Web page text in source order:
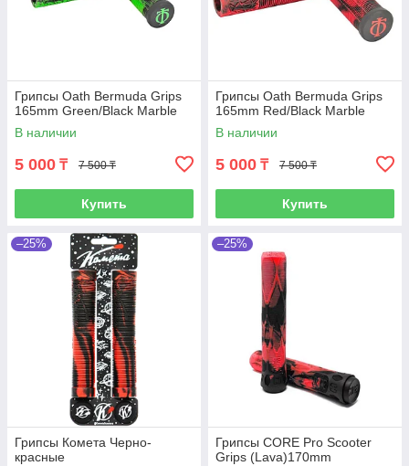
Грипсы Oath Bermuda Grips
165mm Green/Black Marble
В наличии
5 000 ₸ 7 500 ₸
Купить
Грипсы Oath Bermuda Grips
165mm Red/Black Marble
В наличии
5 000 ₸ 7 500 ₸
Купить
–25%
Грипсы Комета Черно-
красные
–25%
Грипсы CORE Pro Scooter
Grips (Lava)170mm